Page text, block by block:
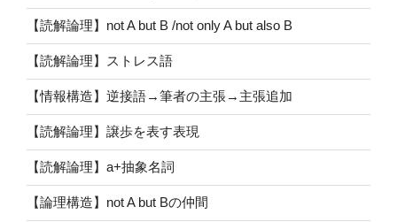
【読解論理】not A but B /not only A but also B
【読解論理】ストレス語
【情報構造】逆接語→筆者の主張→主張追加
【読解論理】譲歩を表す表現
【読解論理】a+抽象名詞
【論理構造】not A but Bの仲間